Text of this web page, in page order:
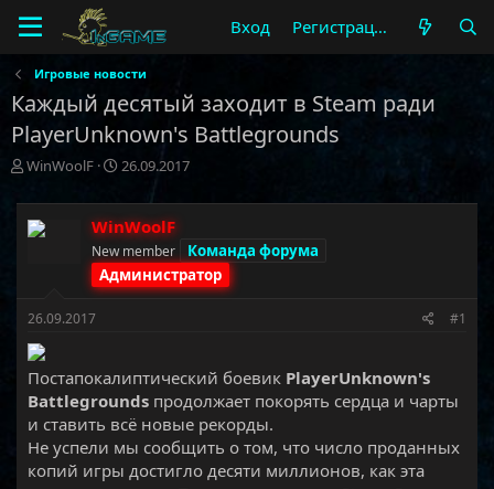
Вход Регистрация
Игровые новости
Каждый десятый заходит в Steam ради
PlayerUnknown's Battlegrounds
А
т
о
р
ы
WinWoolF
Д
т
а
н
а
ч
26.09.2017
WinWoolF
New member
Команда форума
Администратор
26.09.2017 #1
Постапокалиптический боевик PlayerUnknown's
Battlegrounds продолжает покорять сердца и чарты
и ставить всё новые рекорды.
Не успели мы сообщить о том, что число проданных
копий игры достигло десяти миллионов, как эта